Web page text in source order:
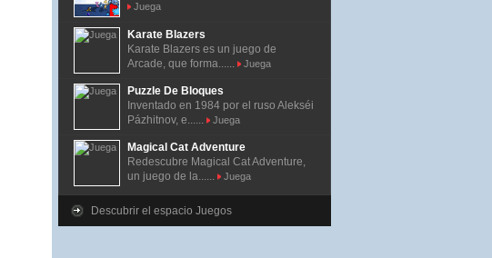
Juega
Karate Blazers
Karate Blazers es un juego de
Arcade, que forma......
Juega
Puzzle De Bloques
Inventado en 1984 por el ruso Alekséi
Pázhitnov, e......
Juega
Magical Cat Adventure
Redescubre Magical Cat Adventure,
un juego de la......
Juega
Descubrir el espacio Juegos